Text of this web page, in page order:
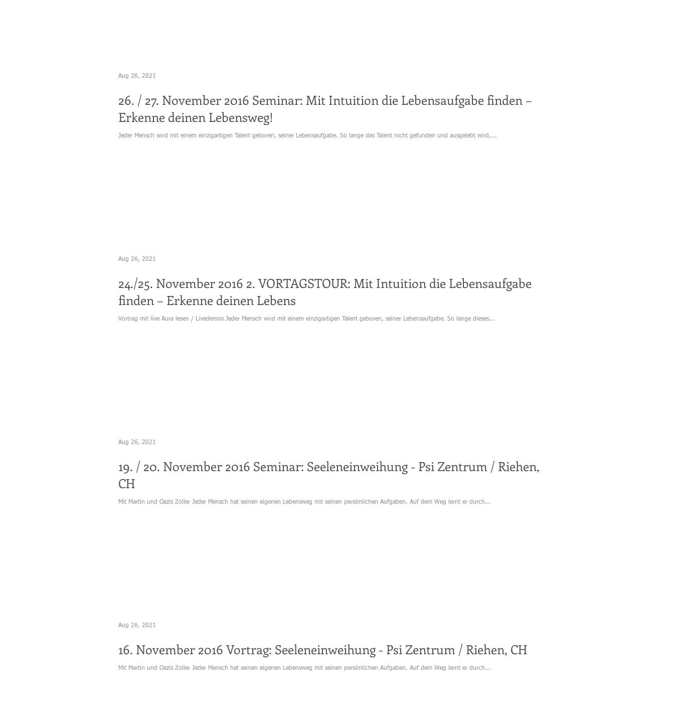
26. / 27. November 2016 Seminar: Mit Intuition die Lebensaufgabe finden –
Erkenne deinen Lebensweg!
Jeder Mensch wird mit einem einzigartigen Talent geboren, seiner Lebensaufgabe. So lange das Talent nicht gefunden und ausgelebt wird,...
Aug 26, 2021
24./25. November 2016 2. VORTAGSTOUR: Mit Intuition die Lebensaufgabe
finden – Erkenne deinen Lebens
Vortrag mit live Aura lesen / Livedemos Jeder Mensch wird mit einem einzigartigen Talent geboren, seiner Lebensaufgabe. So lange dieses...
Aug 26, 2021
19. / 20. November 2016 Seminar: Seeleneinweihung - Psi Zentrum / Riehen,
CH
Mit Martin und Oazis Zoller Jeder Mensch hat seinen eigenen Lebensweg mit seinen persönlichen Aufgaben. Auf dem Weg lernt er durch...
Aug 26, 2021
16. November 2016 Vortrag: Seeleneinweihung - Psi Zentrum / Riehen, CH
Mit Martin und Oazis Zoller Jeder Mensch hat seinen eigenen Lebensweg mit seinen persönlichen Aufgaben. Auf dem Weg lernt er durch...
Aug 26, 2021